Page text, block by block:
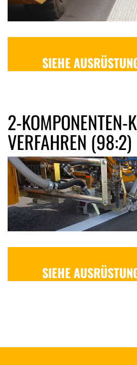
SIEHE
2-KOMPONENTEN-
VERFAHREN (98:2)
SIEHE